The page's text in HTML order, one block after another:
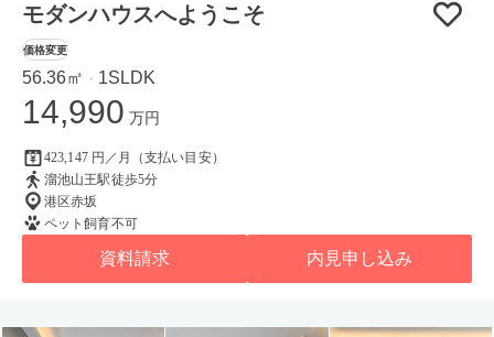
モダンハウスへようこそ
価格変更
56.36㎡ ・ 1SLDK
14,990 万円
423,147 円／月（支払い目安）
溜池山王駅徒歩5分
港区赤坂
ペット飼育不可
資料請求 内見申し込み